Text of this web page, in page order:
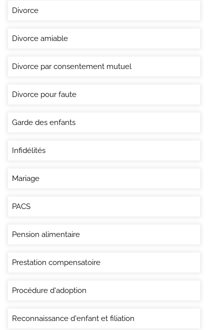
Divorce
Divorce amiable
Divorce par consentement mutuel
Divorce pour faute
Garde des enfants
Infidélités
Mariage
PACS
Pension alimentaire
Prestation compensatoire
Procédure d'adoption
Reconnaissance d'enfant et filiation